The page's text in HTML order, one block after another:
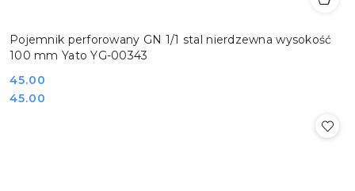
Pojemnik perforowany GN 1/1 stal nierdzewna wysokość
100 mm Yato YG-00343
Cena:
45.00
Cena:
45.00